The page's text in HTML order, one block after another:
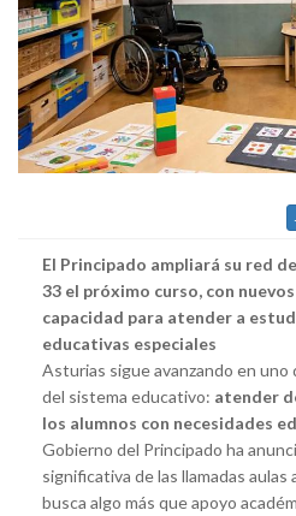
El Principado ampliará su red
33 el próximo curso, con
capacidad para atender a
educativas especiales
Asturias sigue avanzando en uno
del sistema educativo: atender
los alumnos con necesidades
Gobierno del Principado ha
significativa de las llamadas
busca algo más que apoyo